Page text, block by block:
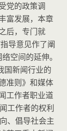
党的政策调
富发展，本章
后，专门就
导意见作了阐
空间的延伸。
国新闻行业的
准则》和媒体
工作者职业道
工作者的权利
、倡导社会主